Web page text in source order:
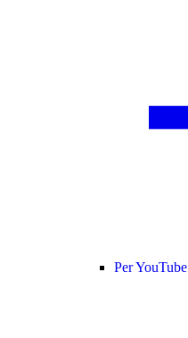
Per YouTube